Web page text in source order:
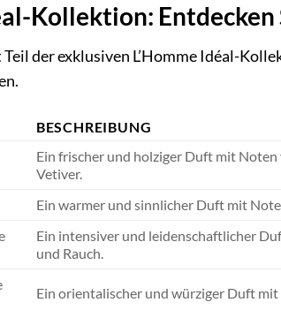
Kollektion:
Teil der exklusiven L’Homme Idéal-
BESCHREIBUNG
Ein frischer und holziger Duft mit
Vetiver.
Ein warmer und sinnlicher Duft mit
Ein intensiver und leidenschaftlicher
und Rauch.
Ein orientalischer und würziger Duft